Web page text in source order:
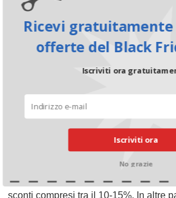
shopping inizi il giovedì pomeriggio,
anche il lunedì prima del Black Friday.
Le ottime offerte del
dal rivenditore di
#TechWeek
Dato che #TechWeek 2017 ha
Cyber Monday, prevediamo lo stesso
Quindi, per Cyber Monday 2026,
sconti compresi tra il 10-15%. In altre
Iscriviti ora
Ricevi
offerte del Black
Iscriviti ora
No grazie